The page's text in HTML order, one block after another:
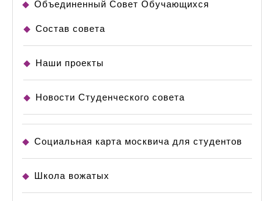
Объединенный Совет Обучающихся
Состав совета
Наши проекты
Новости Студенческого совета
Социальная карта москвича для студентов
Школа вожатых